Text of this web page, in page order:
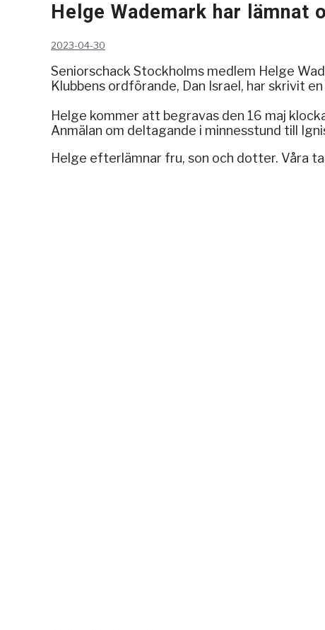
Helge Wademark har lämnat
2023-04-30
Seniorschack Stockholms medlem Helge
Klubbens ordförande, Dan Israel, har skrivit
Helge kommer att begravas den 16 maj
Anmälan om deltagande i minnesstund till
Helge efterlämnar fru, son och dotter. Våra